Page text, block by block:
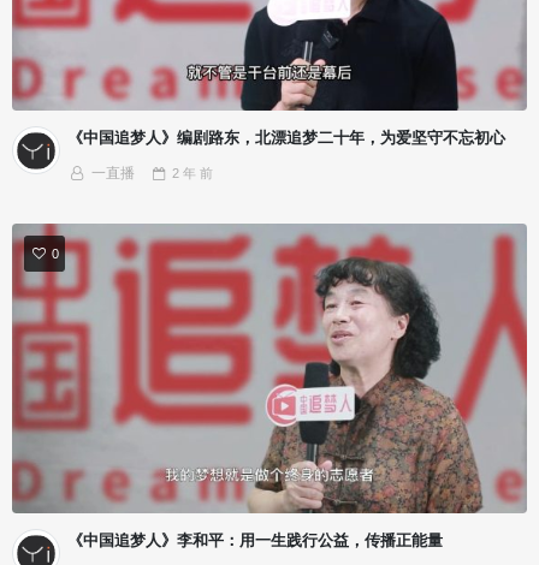
《中国追梦人》编剧路东，北漂追梦二十年，为爱坚守不忘初心
一直播 2 年 前
0
《中国追梦人》李和平：用一生践行公益，传播正能量